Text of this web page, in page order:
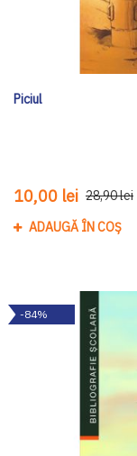
Piciul
10,00 lei 28,90 lei
ADAUGĂ ÎN COȘ
-84%